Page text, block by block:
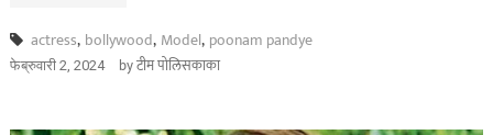
actress, bollywood, Model, poonam pandye
फेब्रुवारी 2, 2024 byटीम पोलिसकाका